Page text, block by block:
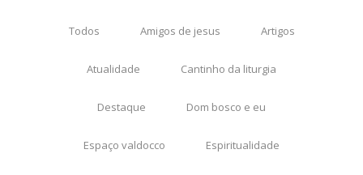
Todos Amigos de jesus Artigos
Atualidade Cantinho da liturgia
Destaque Dom bosco e eu
Espaço valdocco Espiritualidade